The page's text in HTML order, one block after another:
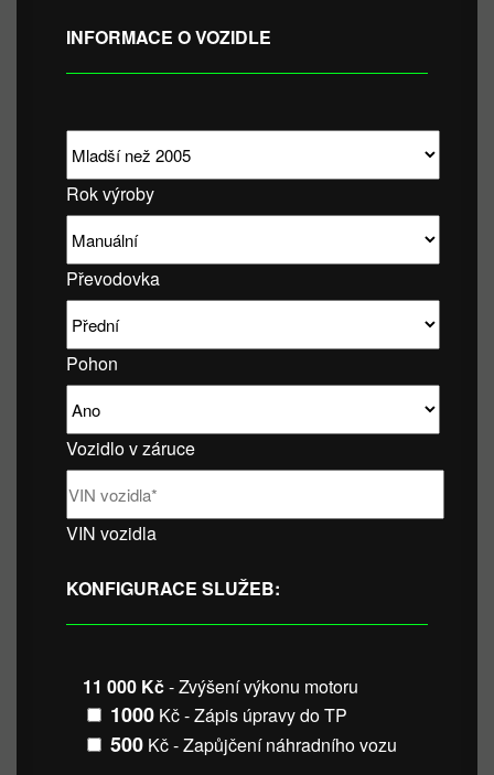
INFORMACE O VOZIDLE
Rok výroby
Převodovka
Pohon
Vozidlo v záruce
VIN vozidla
KONFIGURACE SLUŽEB:
11 000 Kč- Zvýšení výkonu motoru
1000 Kč - Zápis úpravy do TP
500 Kč - Zapůjčení náhradního vozu